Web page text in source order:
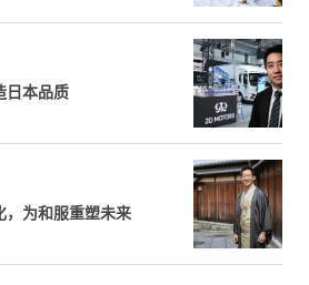
日本品质
，为和服重塑未来